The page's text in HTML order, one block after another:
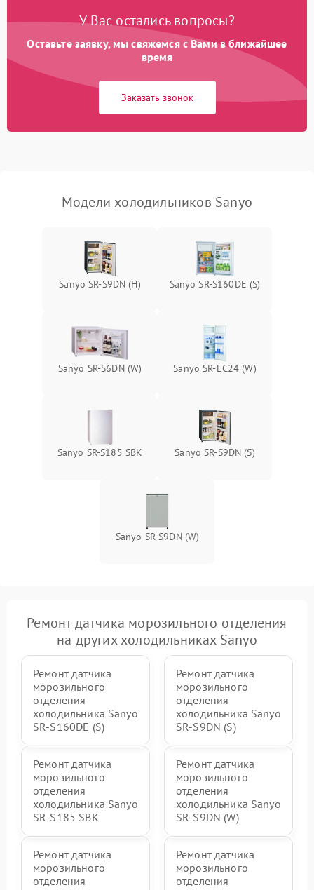
Образование конденсата
1800 ₽ Подробнее →
Сбой в работе инвертора
работе
2000 ₽ Подробнее →
У Вас остались вопросы?
Оставьте заявку, мы свяжемся с Вами в ближайшее
время
Заказать звонок
Модели холодильников Sanyo
Sanyo SR-S9DN (H) Sanyo SR-S160DE (S)
Sanyo SR-S6DN (W) Sanyo SR-EC24 (W)
Sanyo SR-S185 SBK Sanyo SR-S9DN (S)
Sanyo SR-S9DN (W)
Ремонт датчика морозильного отделения
на других холодильниках Sanyo
Ремонт датчика
морозильного
отделения
холодильника Sanyo
SR-S160DE (S)
Ремонт датчика
морозильного
отделения
холодильника Sanyo
SR-S9DN (S)
Ремонт датчика
морозильного
отделения
холодильника Sanyo
SR-S185 SBK
Ремонт датчика
морозильного
отделения
холодильника Sanyo
SR-S9DN (W)
Ремонт датчика
морозильного
отделения
Ремонт датчика
морозильного
отделения